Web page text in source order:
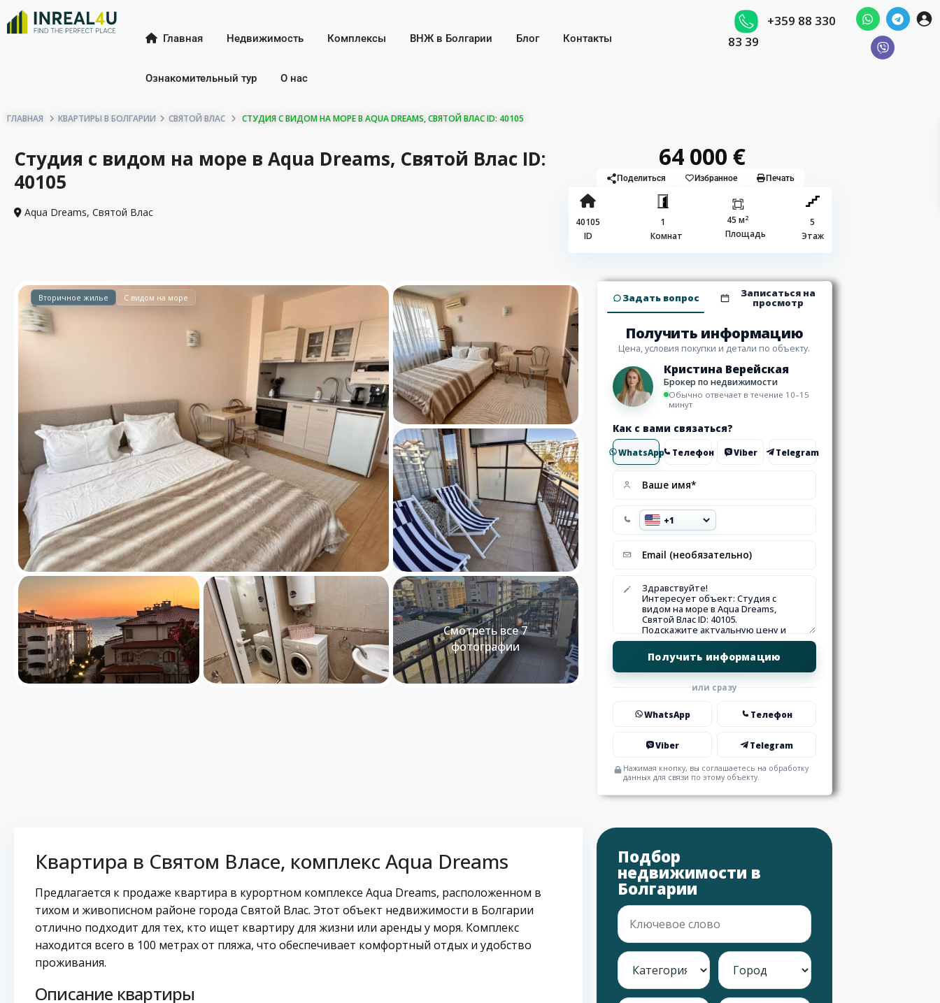
Главная Недвижимость Комплексы ВНЖ в Болгарии Блог Контакты
Ознакомительный тур О нас
+359 88 330
83 39
ГЛАВНАЯ КВАРТИРЫ В БОЛГАРИИ СВЯТОЙ ВЛАС СТУДИЯ С ВИДОМ НА МОРЕ В AQUA DREAMS, СВЯТОЙ ВЛАС ID: 40105
Студия с видом на море в Aqua Dreams, Святой Влас ID:
40105
Aqua Dreams, Святой Влас
64 000 €
Поделиться Избранное Печать
40105
ID
1
Комнат
45 м2
Площадь
5
Этаж
Смотреть все 7
фотографии
Вторичное жилье С видом на море Задать вопрос Записаться на
просмотр
Получить информацию
Цена, условия покупки и детали по объекту.
Кристина Верейская
Брокер по недвижимости
Обычно отвечает в течение 10–15
минут
Как с вами связаться?
WhatsApp Телефон Viber Telegram
или сразу
WhatsApp Телефон
Viber Telegram
Нажимая кнопку, вы соглашаетесь на обработку
данных для связи по этому объекту.
Квартира в Святом Власе, комплекс Aqua Dreams
Предлагается к продаже квартира в курортном комплексе Aqua Dreams, расположенном в
тихом и живописном районе города Святой Влас. Этот объект недвижимости в Болгарии
отлично подходит для тех, кто ищет квартиру для жизни или аренды у моря. Комплекс
находится всего в 100 метрах от пляжа, что обеспечивает комфортный отдых и удобство
проживания.
Описание квартиры
Подбор
недвижимости в
Болгарии